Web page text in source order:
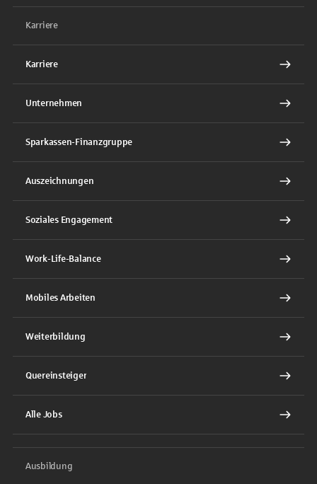
Karriere
Karriere
Unternehmen
Sparkassen-Finanzgruppe
Auszeichnungen
Soziales Engagement
Work-Life-Balance
Mobiles Arbeiten
Weiterbildung
Quereinsteiger
Alle Jobs
Ausbildung